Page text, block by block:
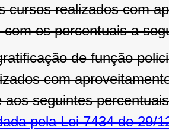
cursos realizados com
com os percentuais a
de função
com
aos seguintes
pela Lei 7434 de 29/